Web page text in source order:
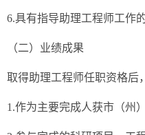
6.具有指导助理工程师工作
（二）业绩成果
取得助理工程师任职资格后
1.作为主要完成人获市（州